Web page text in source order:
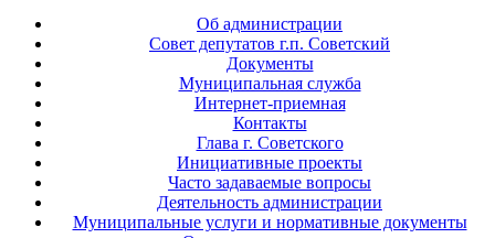
Об администрации
Совет депутатов г.п. Советский
Документы
Муниципальная служба
Интернет-приемная
Контакты
Глава г. Советского
Инициативные проекты
Часто задаваемые вопросы
Деятельность администрации
Муниципальные услуги и нормативные документы